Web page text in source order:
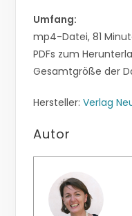
Umfang:
mp4-Datei, 81
PDFs zum
Gesamtgröße der
Hersteller:Verlag
Autor